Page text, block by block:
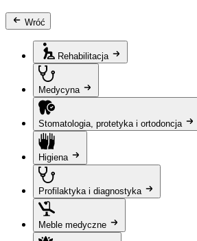
Wróć
Rehabilitacja
Medycyna
Stomatologia, protetyka i ortodoncja
Higiena
Profilaktyka i diagnostyka
Meble medyczne